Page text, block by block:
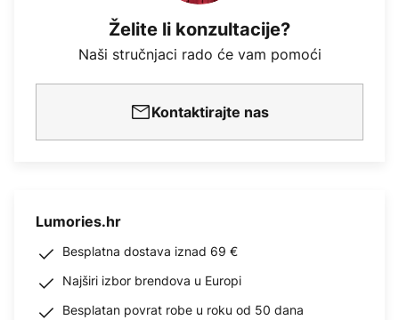
Želite li konzultacije?
Naši stručnjaci rado će vam pomoći
Kontaktirajte nas
Lumories.hr
Besplatna dostava iznad 69 €
Najširi izbor brendova u Europi
Besplatan povrat robe u roku od 50 dana